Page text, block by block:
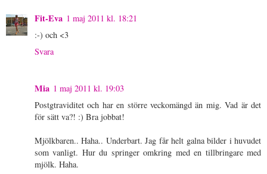
Fit-Eva 1 maj 2011 kl. 18:21
:-) och <3
Svara
Mia 1 maj 2011 kl. 19:03
Postgtraviditet och har en större veckomängd än mig. Vad är det
för sätt va?! :) Bra jobbat!
Mjölkbaren.. Haha.. Underbart. Jag får helt galna bilder i huvudet
som vanligt. Hur du springer omkring med en tillbringare med
mjölk. Haha.